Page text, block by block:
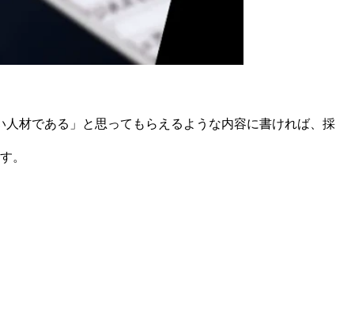
材である」と思ってもらえるような内容に書ければ、採
。